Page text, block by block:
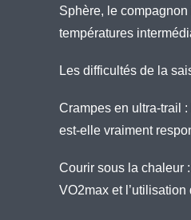
Sphère, le
températures
Les difficultés de la
Crampes en ultra-trail
est-elle vraiment
Courir sous la chaleur
VO2max et